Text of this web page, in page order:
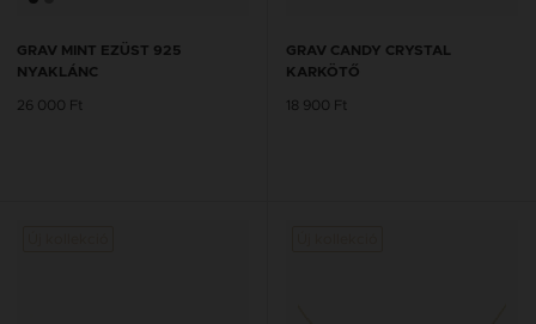
GRAV MINT EZÜST 925
NYAKLÁNC
26 000 Ft
GRAV CANDY CRYSTAL
KARKÖTŐ
18 900 Ft